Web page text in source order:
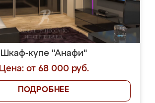
Шкаф-купе "Анафи"
Цена: от 68 000 руб.
ПОДРОБНЕЕ